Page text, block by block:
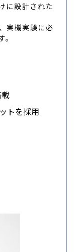
に設計された
実機実験に必
トを採用